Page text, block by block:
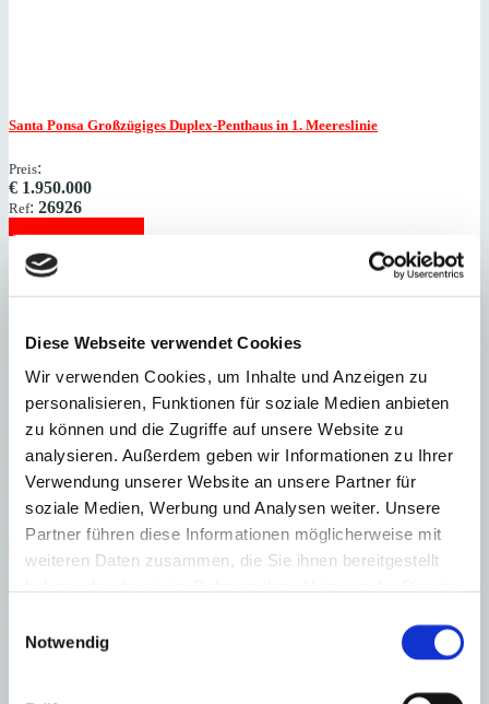
Diese Webseite verwendet Cookies
Wir verwenden Cookies, um Inhalte und Anzeigen zu
personalisieren, Funktionen für soziale Medien anbieten
zu können und die Zugriffe auf unsere Website zu
analysieren. Außerdem geben wir Informationen zu Ihrer
Verwendung unserer Website an unsere Partner für
soziale Medien, Werbung und Analysen weiter. Unsere
Partner führen diese Informationen möglicherweise mit
weiteren Daten zusammen, die Sie ihnen bereitgestellt
Notwendig
Santa Ponsa Großzügiges Duplex-Penthaus in 1. Meereslinie
Preis:
€ 1.950.000
Ref: 26926
351 m²
Schlafzimmer
351 m² Baujahr
Luxus-Penthaus in hervorragender Lage
Preis :
2.100.000
Ref:20326
Schlafzimmer 3 Badezimmer 2 Bebaute Fläche
206 m²
Schlafzimmer 3 Badezimmer 2 Bebaute Fläche 206 m² Heizung